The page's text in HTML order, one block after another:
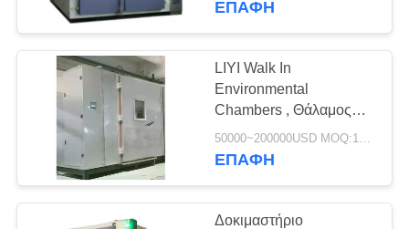
ΕΠΑΦΉ
LIYI Walk In
Environmental
Chambers , Θάλαμος
Θερμοκρασίας και
Υγρασίας SS -40d έως
50000~200000USD MOQ:1Set
ΕΠΑΦΉ
Δοκιμαστήριο